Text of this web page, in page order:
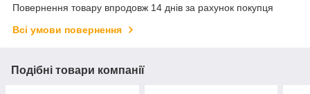
Повернення товару впродовж 14 днів за рахунок покупця
Всі умови повернення
Подібні товари компанії